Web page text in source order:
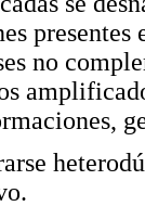
no